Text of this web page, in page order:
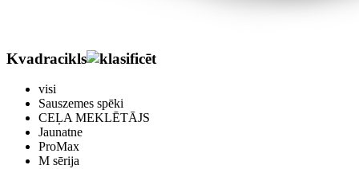
Kvadracikls
visi
Sauszemes spēki
CEĻA MEKLĒTĀJS
Jaunatne
ProMax
M sērija